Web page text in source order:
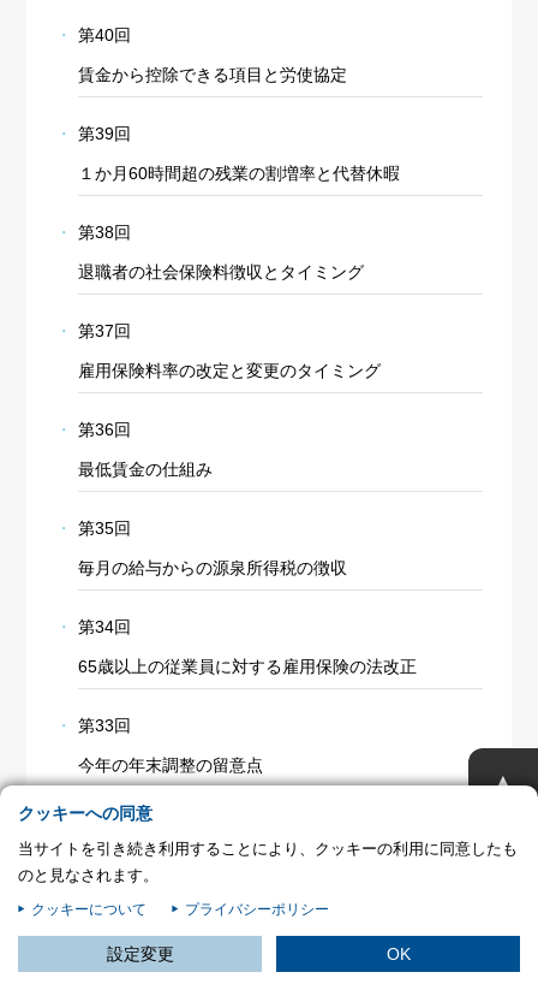
第40回
賃金から控除できる項目と労使協定
第39回
１か月60時間超の残業の割増率と代替休暇
第38回
退職者の社会保険料徴収とタイミング
第37回
雇用保険料率の改定と変更のタイミング
第36回
最低賃金の仕組み
第35回
毎月の給与からの源泉所得税の徴収
第34回
65歳以上の従業員に対する雇用保険の法改正
第33回
今年の年末調整の留意点
第32回
年末調整における海外居住の扶養家族
第31回
年末調整におけるマイナンバーの取扱
▲
クッキーへの同意
当サイトを引き続き利用することにより、クッキーの利用に同意したも
のと見なされます。
クッキーについて プライバシーポリシー
設定変更 OK
プライバシー情報
ザに保存された情報が取得されることがあります。情報の主な保存先は
Cookie であり、対象となるのはサイト訪問者に関する情報、サイト訪問者
による設定、デバイス情報などです。これらの情報はサイトを正常に機能さ
は通常ありませんが、Web サイトのパーソナライズに使われることはあり
ます。鈴与シンワートではプライバシーの権利を尊重しており、一部の
おけるデフォルト設定を変更できます。ただし、一部の Cookie を無効化し
た場合、サイトの利用やサービスの利用に影響が出る可能性があります。
細情報
不可欠な Cookie
パフォーマンス Cookie
ターゲティング Cookie
この設定で保存する